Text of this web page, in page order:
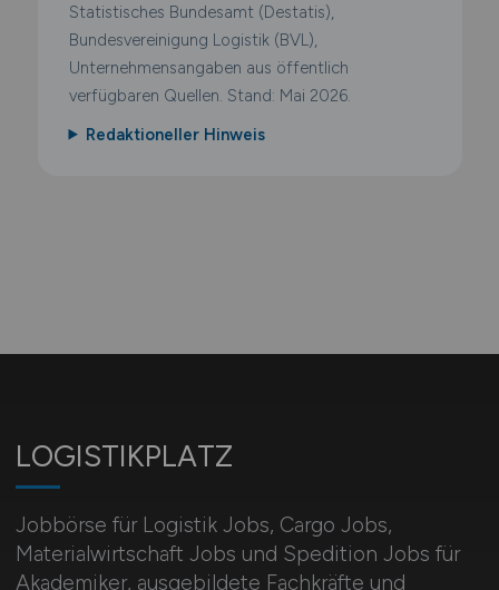
Statistisches Bundesamt (Destatis),
Bundesvereinigung Logistik (BVL),
Unternehmensangaben aus öffentlich
verfügbaren Quellen. Stand: Mai 2026.
Redaktioneller Hinweis
LOGISTIKPLATZ
Jobbörse für Logistik Jobs, Cargo Jobs,
Materialwirtschaft Jobs und Spedition Jobs für
Akademiker, ausgebildete Fachkräfte und